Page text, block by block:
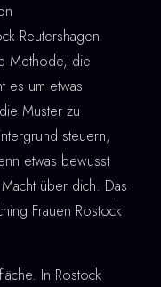
Reutershagen
Methode, die
es um etwas
Muster zu
steuern,
etwas bewusst
über dich. Das
Frauen Rostock
In Rostock